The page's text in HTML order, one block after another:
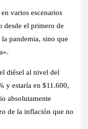
varios escenarios
desde el primero de
pandemia, sino que
diésel al nivel del
y estaría en $11.600,
absolutamente
de la inflación que no